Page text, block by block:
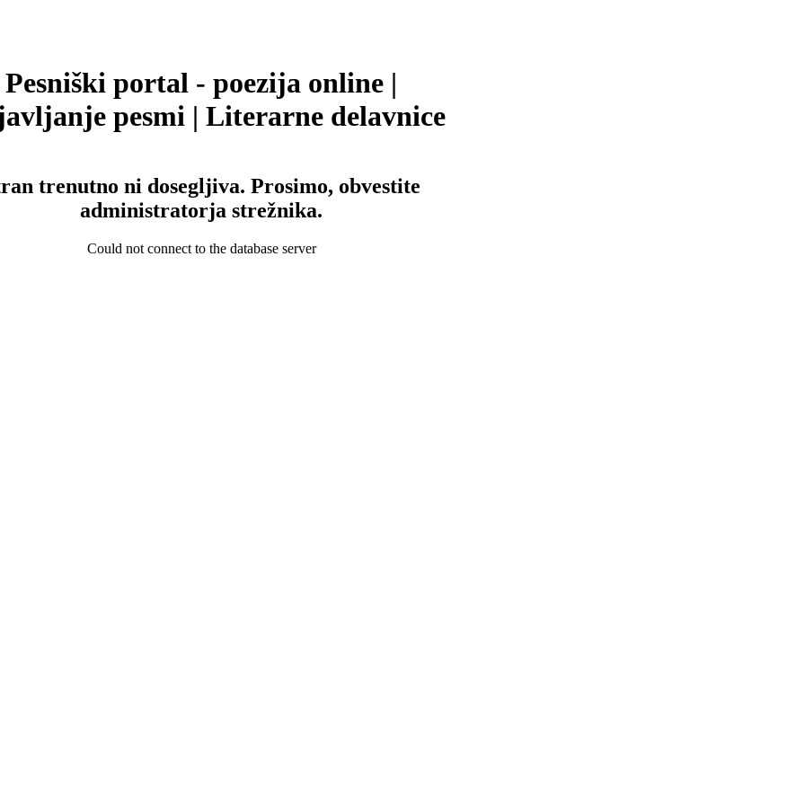
Pesniški portal - poezija online |
pesmi | Literarne delavnice
trenutno ni dosegljiva. Prosimo, obvestite
administratorja strežnika.
Could not connect to the database server